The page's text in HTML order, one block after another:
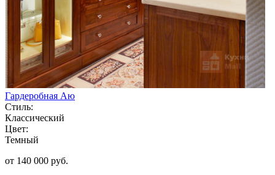
Гардеробная Аю
Стиль:
Классический
Цвет:
Темный
от 140 000 руб.